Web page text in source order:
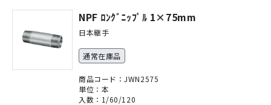
NPF ﾛﾝｸﾞﾆｯﾌﾟﾙ 1×75mm
日本継手
通常在庫品
商品コード：JWN2575
単位：本
入数：1/60/120